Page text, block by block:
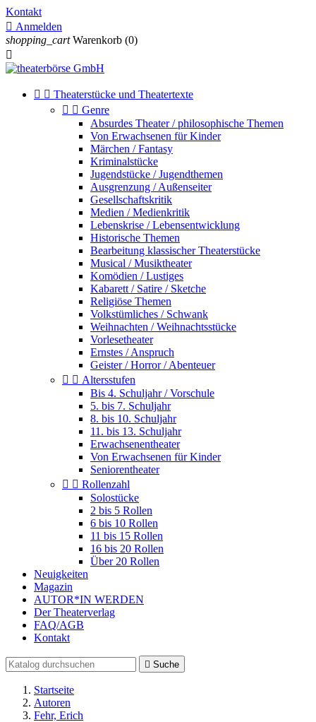
Kontakt
 Anmelden
shopping_cart Warenkorb (0)

  Theaterstücke und Theatertexte
  Genre
Absurdes Theater / philosophische Themen
Von Erwachsenen für Kinder
Märchen / Fantasy
Kriminalstücke
Jugendstücke / Jugendthemen
Ausgrenzung / Außenseiter
Gesellschaftskritik
Medien / Medienkritik
Lebenskrise / Lebensentwicklung
Historische Themen
Bearbeitung klassischer Theaterstücke
Musical / Musiktheater
Komödien / Lustiges
Kabarett / Satire / Sketche
Religiöse Themen
Volkstümliches / Schwank
Weihnachten / Weihnachtsstücke
Vorlesetheater
Ernstes / Anspruch
Geister / Horror / Abenteuer
  Altersstufen
Bis 4. Schuljahr / Vorschule
5. bis 7. Schuljahr
8. bis 10. Schuljahr
11. bis 13. Schuljahr
Erwachsenentheater
Von Erwachsenen für Kinder
Seniorentheater
  Rollenzahl
Solostücke
2 bis 5 Rollen
6 bis 10 Rollen
11 bis 15 Rollen
16 bis 20 Rollen
Über 20 Rollen
Neuigkeiten
Magazin
AUTOR*IN WERDEN
Der Theaterverlag
FAQ/AGB
Kontakt
 Suche
Startseite
Autoren
Fehr, Erich